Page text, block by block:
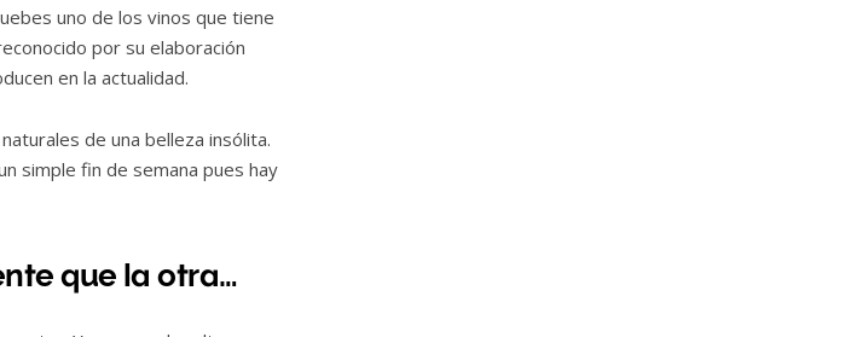
uno de los vinos que tiene
por su elaboración
en la actualidad.
de una belleza insólita.
simple fin de semana pues hay
que la otra…